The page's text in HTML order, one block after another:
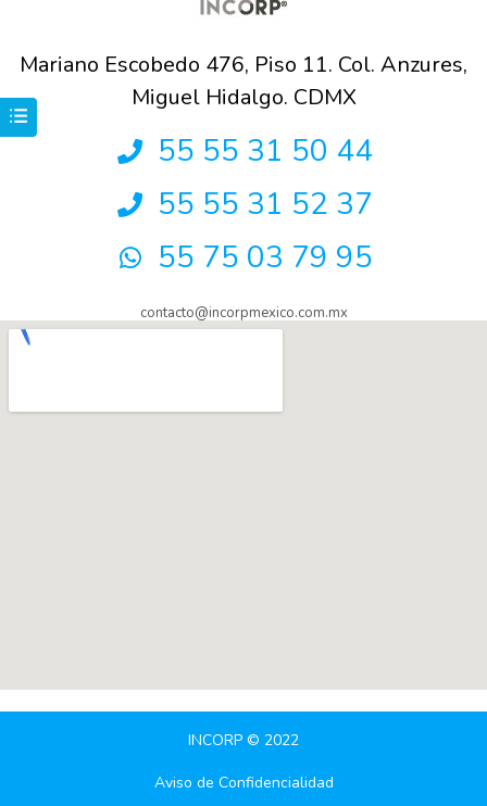
Mariano Escobedo 476, Piso 11. Col. Anzures,
Miguel Hidalgo. CDMX
55 55 31 50 44
55 55 31 52 37
55 75 03 79 95
contacto@incorpmexico.com.mx
INCORP © 2022
Aviso de Confidencialidad